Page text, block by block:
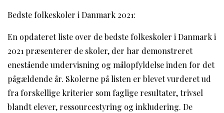
Bedste folkeskoler i Danmark 2021:
En opdateret liste over de bedste folkeskoler i Danmark i
2021 præsenterer de skoler, der har demonstreret
enestående undervisning og målopfyldelse inden for det
pågældende år. Skolerne på listen er blevet vurderet ud
fra forskellige kriterier som faglige resultater, trivsel
blandt elever, ressourcestyring og inkludering. De